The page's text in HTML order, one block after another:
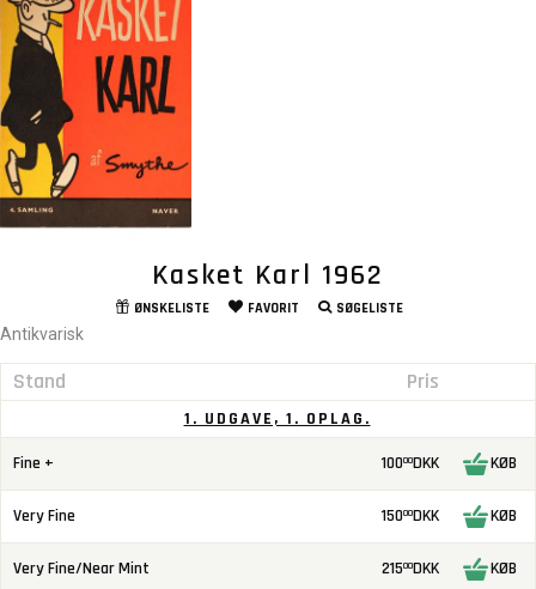
Kasket Karl 1962
ØNSKELISTE FAVORIT SØGELISTE
Antikvarisk
Stand Pris
1. UDGAVE, 1. OPLAG.
Fine + 10000DKK KØB
Very Fine 15000DKK KØB
Very Fine/Near Mint 21500DKK KØB